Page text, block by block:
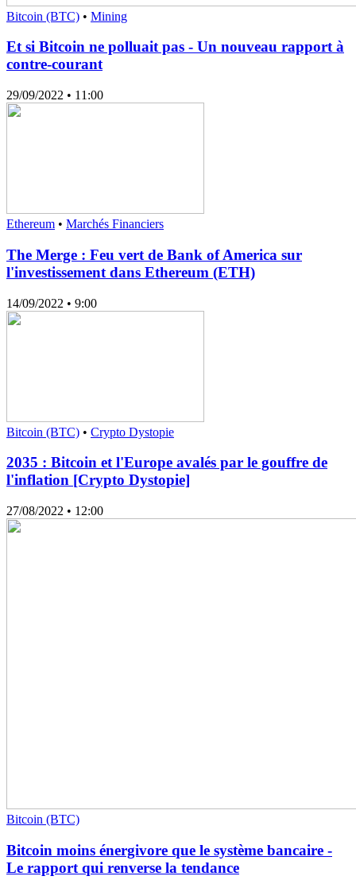
Bitcoin (BTC) • Mining
Et si Bitcoin ne polluait pas - Un nouveau rapport à
contre-courant
29/09/2022 • 11:00
Ethereum • Marchés Financiers
The Merge : Feu vert de Bank of America sur
l'investissement dans Ethereum (ETH)
14/09/2022 • 9:00
Bitcoin (BTC) • Crypto Dystopie
2035 : Bitcoin et l'Europe avalés par le gouffre de
l'inflation [Crypto Dystopie]
27/08/2022 • 12:00
Bitcoin (BTC)
Bitcoin moins énergivore que le système bancaire -
Le rapport qui renverse la tendance